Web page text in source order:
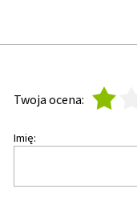
Twoja ocena:
Imię: